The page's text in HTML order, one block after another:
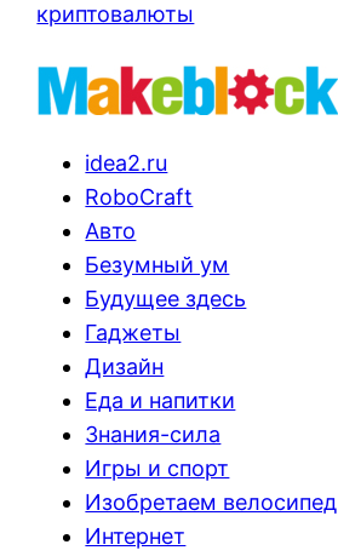
криптовалюты
idea2.ru
RoboCraft
Авто
Безумный ум
Будущее здесь
Гаджеты
Дизайн
Еда и напитки
Знания-сила
Игры и спорт
Изобретаем велосипед
Интернет